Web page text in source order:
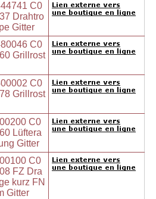
C0
Drahtro
Gitter
C0
Grillrost
C0
Grillrost
C0
Lüftera
Gitter
C0
FZ Dra
kurz FN
Gitter